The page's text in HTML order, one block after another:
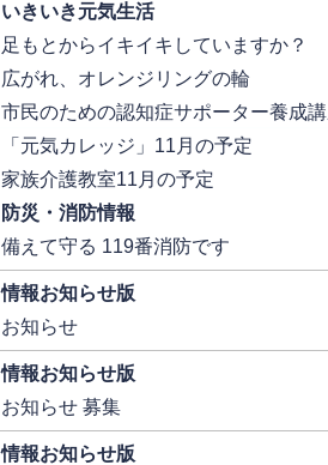
いきいき元気生活
足もとからイキイキしていますか？
広がれ、オレンジリングの輪
市民のための認知症サポーター養成
「元気カレッジ」11月の予定
家族介護教室11月の予定
防災・消防情報
備えて守る 119番消防です
情報お知らせ版
お知らせ
情報お知らせ版
お知らせ 募集
情報お知らせ版